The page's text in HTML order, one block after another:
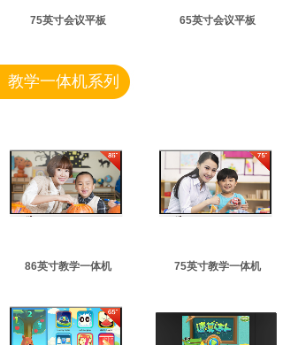
75英寸会议平板 65英寸会议平板
教学一体机系列
86英寸教学一体机 75英寸教学一体机